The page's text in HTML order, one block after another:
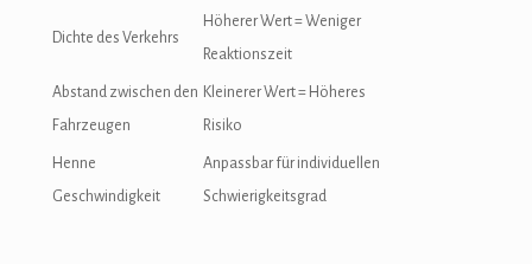
giriş
giriş
Dichte des Verkehrs
Höherer Wert = Weniger
Reaktionszeit
Abstand zwischen den
Fahrzeugen
Kleinerer Wert = Höheres
Risiko
Henne
Geschwindigkeit
Anpassbar für individuellen
Schwierigkeitsgrad